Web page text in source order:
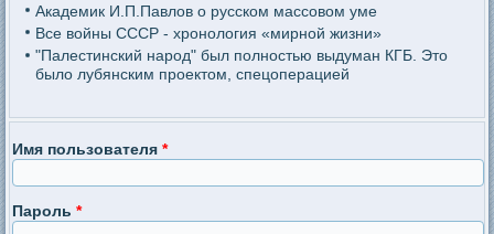
Академик И.П.Павлов о русском массовом уме
Все войны СССР - хронология «мирной жизни»
"Палестинский народ" был полностью выдуман КГБ. Это
было лубянским проектом, спецоперацией
Имя пользователя*
Пароль*